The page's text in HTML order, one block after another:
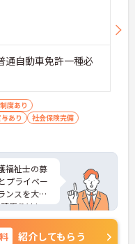
自動車免許一種必
度あり
あり
社会保険完備
福祉士の募
プライベー
ンスを大切
張りはしっ
ある方はご
お問い合
紹介してもらう